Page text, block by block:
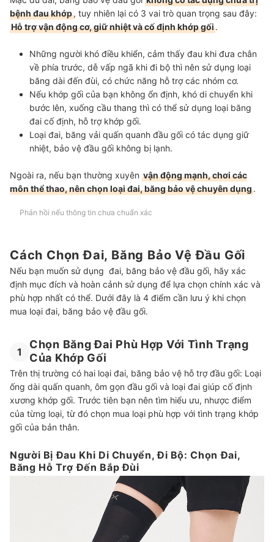
bệnh đau khớp, tuy nhiên lại có 3 vai trò quan trọng sau đây:
Hỗ trợ vận động cơ, giữ nhiệt và cố định khớp gối.
Những người khó điều khiển, cảm thấy đau khi đưa chân
về phía trước, dễ vấp ngã khi đi bộ thì nên sử dụng loại
băng dài đến đùi, có chức năng hỗ trợ các nhóm cơ.
Nếu khớp gối của bạn không ổn định, khó di chuyển khi
bước lên, xuống cầu thang thì có thể sử dụng loại băng
đai cố định, hỗ trợ khớp gối.
Loại đai, băng vải quấn quanh đầu gối có tác dụng giữ
nhiệt, bảo vệ đầu gối không bị lạnh.
Ngoài ra, nếu bạn thường xuyên vận động mạnh, chơi các
môn thể thao, nên chọn loại đai, băng bảo vệ chuyên dụng.
Phản hồi nếu thông tin chưa chuẩn xác
Cách Chọn Đai, Băng Bảo Vệ Đầu Gối
Nếu bạn muốn sử dụng đai, băng bảo vệ đầu gối, hãy xác
định mục đích và hoàn cảnh sử dụng để lựa chọn chính xác và
phù hợp nhất có thể. Dưới đây là 4 điểm cần lưu ý khi chọn
mua loại đai, băng bảo vệ đầu gối.
1
Chọn Băng Đai Phù Hợp Với Tình Trạng
Của Khớp Gối
Trên thị trường có hai loại đai, băng bảo vệ hỗ trợ đầu gối: Loại
ống dài quấn quanh, ôm gọn đầu gối và loại đai giúp cố định
xương khớp gối. Trước tiên bạn nên tìm hiểu ưu, nhược điểm
của từng loại, từ đó chọn mua loại phù hợp với tình trạng khớp
gối của bản thân.
Người Bị Đau Khi Di Chuyển, Đi Bộ: Chọn Đai,
Băng Hỗ Trợ Đến Bắp Đùi